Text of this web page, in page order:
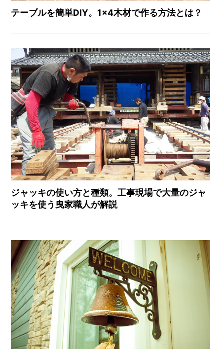
テーブルを簡単DIY。1×4木材で作る方法とは？
ジャッキの使い方と種類。工事現場で大量のジャ
ッキを使う曳家職人が解説